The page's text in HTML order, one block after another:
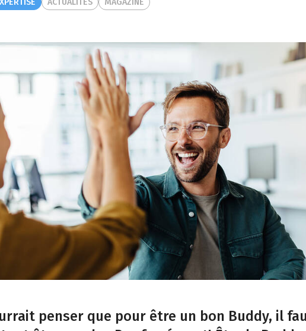
penser que pour être un bon Buddy, il